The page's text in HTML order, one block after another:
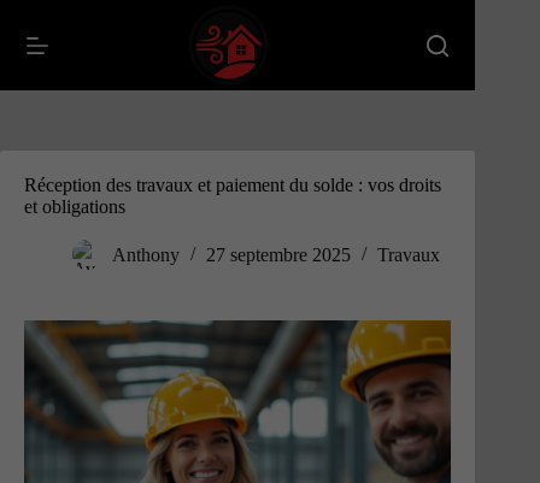
contenu
Réception des travaux et paiement du solde : vos droits
et obligations
Anthony 27 septembre 2025 Travaux